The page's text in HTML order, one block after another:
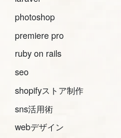
photoshop
premiere pro
ruby on rails
seo
shopifyストア制作
sns活用術
webデザイン